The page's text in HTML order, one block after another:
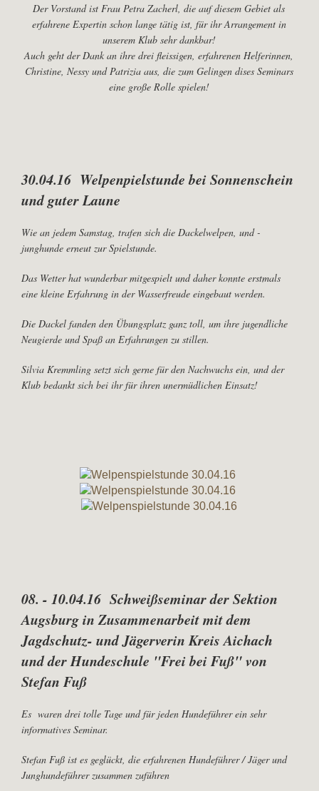
Der Vorstand ist Frau Petra Zacherl, die auf diesem Gebiet als
erfahrene Expertin schon lange tätig ist, für ihr Arrangement in
unserem Klub sehr dankbar!
Auch geht der Dank an ihre drei fleissigen, erfahrenen Helferinnen,
Christine, Nessy und Patrizia aus, die zum Gelingen dises Seminars
eine große Rolle spielen!
30.04.16 Welpenpielstunde bei Sonnenschein
und guter Laune
Wie an jedem Samstag, trafen sich die Dackelwelpen, und -
junghunde erneut zur Spielstunde.
Das Wetter hat wunderbar mitgespielt und daher konnte erstmals
eine kleine Erfahrung in der Wasserfreude eingebaut werden.
Die Dackel fanden den Übungsplatz ganz toll, um ihre jugendliche
Neugierde und Spaß an Erfahrungen zu stillen.
Silvia Kremmling setzt sich gerne für den Nachwuchs ein, und der
Klub bedankt sich bei ihr für ihren unermüdlichen Einsatz!
08. - 10.04.16 Schweißseminar der Sektion
Augsburg in Zusammenarbeit mit dem
Jagdschutz- und Jägerverin Kreis Aichach
und der Hundeschule "Frei bei Fuß" von
Stefan Fuß
Es waren drei tolle Tage und für jeden Hundeführer ein sehr
informatives Seminar.
Stefan Fuß ist es geglückt, die erfahrenen Hundeführer / Jäger und
Junghundeführer zusammen zuführen